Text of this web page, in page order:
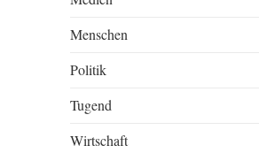
Menschen
Politik
Tugend
Wirtschaft